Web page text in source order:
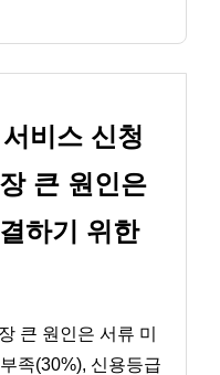
비스 신청
큰 원인은
하기 위한
큰 원인은 서류 미
족(30%), 신용등급